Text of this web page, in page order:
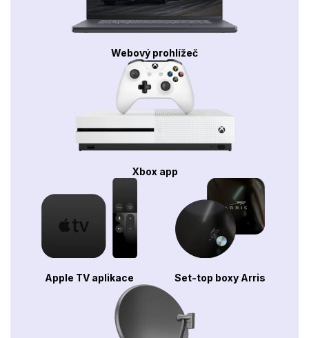
Webový prohlížeč
Xbox app
Apple TV aplikace Set-top boxy Arris